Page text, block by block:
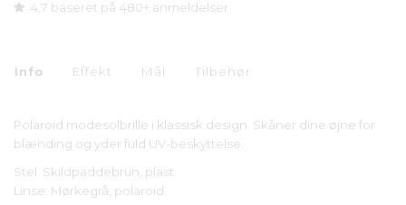
4,7 baseret på 480+ anmeldelser
Info Effekt Mål Tilbehør
Polaroid modesolbrille i klassisk design. Skåner dine øjne for
blænding og yder fuld UV-beskyttelse.
Stel: Skildpaddebrun, plast.
Linse: Mørkegrå, polaroid.